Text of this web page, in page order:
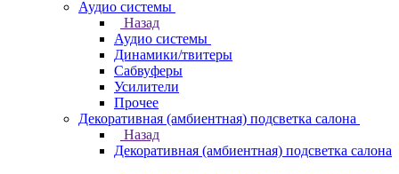
Аудио системы
Назад
Аудио системы
Динамики/твитеры
Сабвуферы
Усилители
Прочее
Декоративная (амбиентная) подсветка салона
Назад
Декоративная (амбиентная) подсветка салона